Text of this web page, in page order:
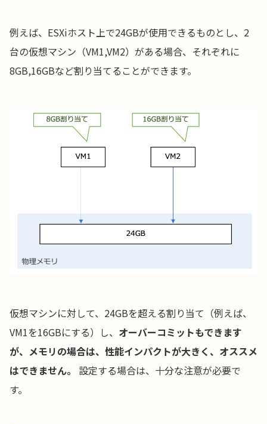
例えば、ESXiホスト上で24GBが使用できるものとし、2
台の仮想マシン（VM1,VM2）がある場合、それぞれに
8GB,16GBなど割り当てることができます。
仮想マシンに対して、24GBを超える割り当て（例えば、
VM1を16GBにする）し、 オーバーコミットもできます
が、メモリの場合は、性能インパクトが大きく、オススメ
はできません。
設定する場合は、十分な注意が必要で
す。